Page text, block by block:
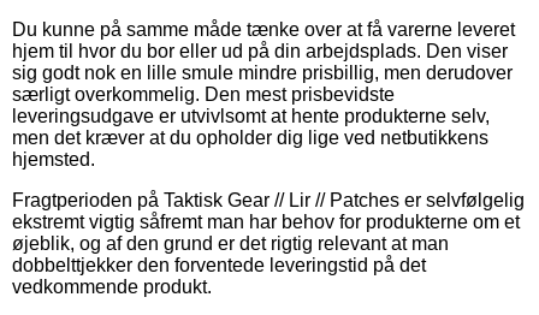
Du kunne på samme måde tænke over at få varerne leveret
hjem til hvor du bor eller ud på din arbejdsplads. Den viser
sig godt nok en lille smule mindre prisbillig, men derudover
særligt overkommelig. Den mest prisbevidste
leveringsudgave er utvivlsomt at hente produkterne selv,
men det kræver at du opholder dig lige ved netbutikkens
hjemsted.
Fragtperioden på Taktisk Gear // Lir // Patches er selvfølgelig
ekstremt vigtig såfremt man har behov for produkterne om et
øjeblik, og af den grund er det rigtig relevant at man
dobbelttjekker den forventede leveringstid på det
vedkommende produkt.